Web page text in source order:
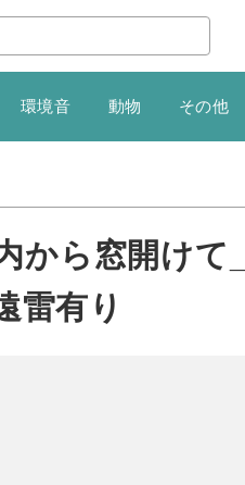
環境音 動物 その他
から窓開けて
雷有り